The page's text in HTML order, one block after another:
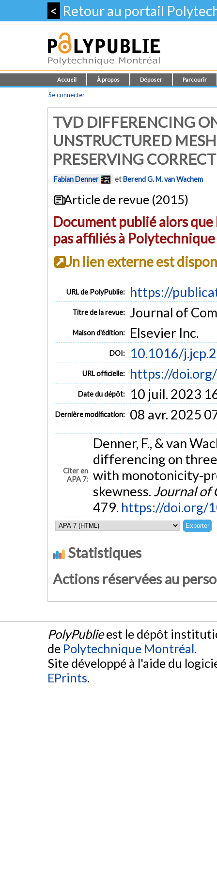
< Retour au portail
Accueil À propos Déposer Parcourir
Se connecter
TVD DIFFERENCING
UNSTRUCTURED
PRESERVING
Fabian Denner etBerend G. M. van Wachem
Article de revue (2015)
Document publié alors
pas affiliés à
Un lien externe est
URL de PolyPublie: https://
Titre de la revue: Journal of
Maison d'édition: Elsevier Inc.
DOI: 10.1016/
URL officielle: https://
Date du dépôt: 10 juil. 2023
Dernière modification: 08 avr. 2025
Citer en
APA 7:
Denner, F., & van
differencing on
with monotonicity-
skewness. Journal of
479. https://doi.org/
Statistiques
Actions réservées au
PolyPublieest le dépôt
de Polytechnique Montréal.
Site développé à l'aide du
EPrints.